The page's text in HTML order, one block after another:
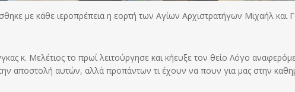
με κάθε ιεροπρέπεια η εορτή των Αγίων Αρχιστρατήγων Μιχαήλ και
κ. Μελέτιος το πρωί λειτούργησε και κήευξε τον θείο Λόγο
αποστολή αυτών, αλλά προπάντων τι έχουν να πουν για μας στην